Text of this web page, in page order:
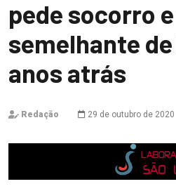
pede socorro
semelhante
anos atrás
Redação 29 de outubro de 2020